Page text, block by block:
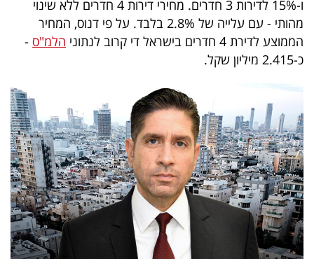
ו-15% לדירות 3 חדרים. מחירי דירות 4 חדרים ללא שינוי
מהותי - עם עלייה של 2.8% בלבד. על פי דנוס, המחיר
הממוצע לדירת 4 חדרים בישראל די קרוב לנתוני
הלמ"ס -
כ-2.415 מיליון שקל.